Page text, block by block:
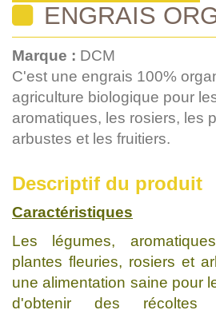
ENGRAIS
Marque : DCM
C'est une engrais 100%
agriculture biologique pour
aromatiques, les rosiers, les
arbustes et les fruitiers.
Descriptif du produit
Caractéristiques
Les légumes,
plantes fleuries, rosiers et
une alimentation saine pour
d'obtenir des récoltes